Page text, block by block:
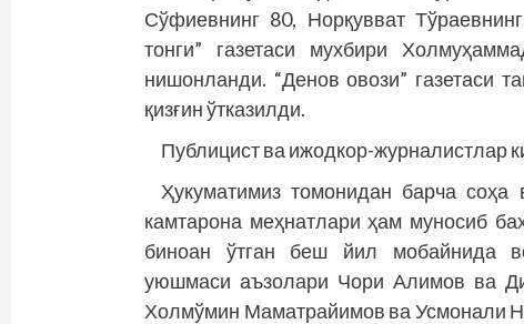
Сўфиевнинг 80, Норқувват
тонги” газетаси мухбири
нишонланди. “Денов овози” газетаси
қизғин ўтказилди.
Публицист ва ижодкор-журналистлар
Ҳукуматимиз томонидан барча соҳа
камтарона меҳнатлари ҳам муносиб
биноан ўтган беш йил мобайнида
уюшмаси аъзолари Чори Алимов ва
Холмўмин Маматрайимов ва Усмонали